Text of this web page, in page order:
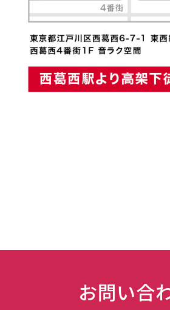
お問い合